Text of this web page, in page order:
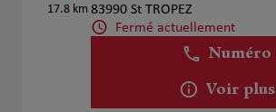
17.8 km 83990 St TROPEZ
Fermé actuellement
Numéro
Voir plus